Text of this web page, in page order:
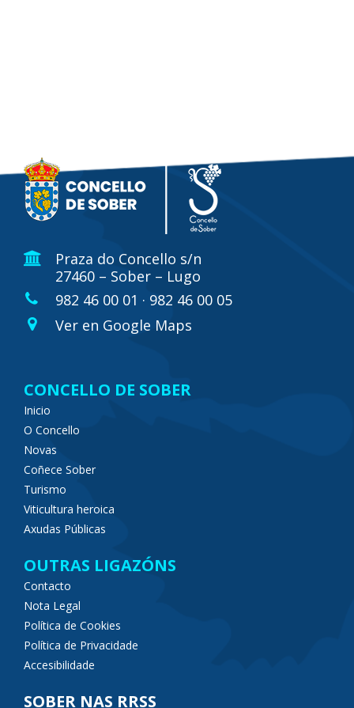
Praza do Concello s/n
27460 – Sober – Lugo
982 46 00 01 · 982 46 00 05
Ver en Google Maps
CONCELLO DE SOBER
Inicio
O Concello
Novas
Coñece Sober
Turismo
Viticultura heroica
Axudas Públicas
OUTRAS LIGAZÓNS
Contacto
Nota Legal
Política de Cookies
Política de Privacidade
Accesibilidade
SOBER NAS RRSS